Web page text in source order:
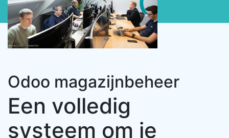
Odoo magazijnbeheer
Een volledig
systeem om je